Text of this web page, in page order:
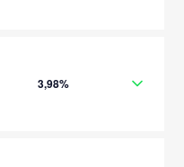
3,98%